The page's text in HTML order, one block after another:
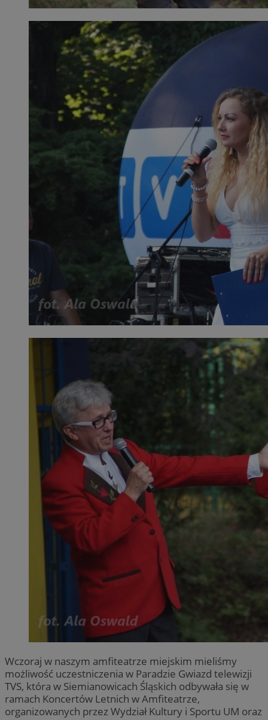
Wczoraj w naszym amfiteatrze miejskim mieliśmy
możliwość uczestniczenia w Paradzie Gwiazd telewizji
TVS, która w Siemianowicach Śląskich odbywała się w
ramach Koncertów Letnich w Amfiteatrze,
organizowanych przez Wydział Kultury i Sportu UM oraz